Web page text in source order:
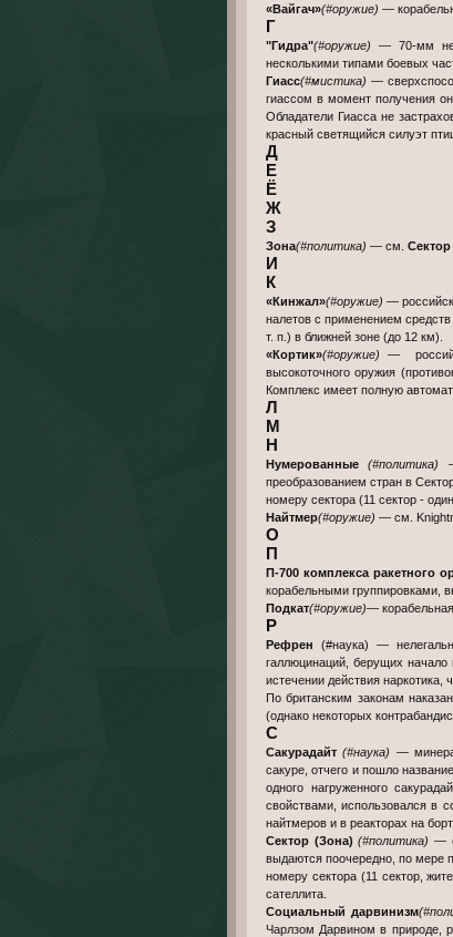
«Вайгач»(#оружие) —
Г
"Гидра"(#оружие) — 70-мм
несколькими типами боевых
Гиасс(#мистика) —
гиассом в момент получения
Обладатели Гиасса не
красный светящийся силуэт
Д
Е
Ё
Ж
З
Зона(#политика) — см. Сектор
И
К
«Кинжал»(#оружие) —
налетов с применением
т. п.) в ближней зоне (до 12 км).
«Кортик»(#оружие) —
высокоточного оружия
Комплекс имеет полную
Л
М
Н
Нумерованные (#политика)
преобразованием стран в
номеру сектора (11 сектор -
Найтмер(#оружие) — см.
О
П
П-700 комплекса ракетного
корабельными группировками,
Подкат(#оружие)—
Р
Рефрен (#наука) —
галлюцинаций, берущих
истечении действия наркотика,
По британским законам
(однако некоторых
С
Сакурадайт (#наука) —
сакуре, отчего и пошло
одного нагруженного
свойствами, использовался в
найтмеров и в реакторах на
Сектор (Зона) (#политика) —
выдаются поочередно, по мере
номеру сектора (11 сектор,
сателлита.
Социальный дарвинизм
Чарлзом Дарвином в природе,